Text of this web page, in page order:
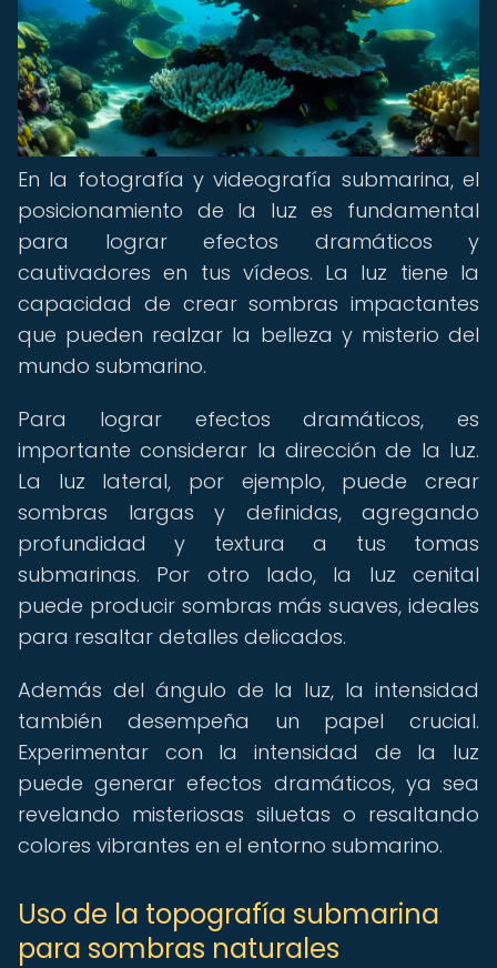
En la fotografía y videografía submarina, el
posicionamiento de la luz es fundamental
para lograr efectos dramáticos y
cautivadores en tus vídeos. La luz tiene la
capacidad de crear sombras impactantes
que pueden realzar la belleza y misterio del
mundo submarino.
Para lograr efectos dramáticos, es
importante considerar la dirección de la luz.
La luz lateral, por ejemplo, puede crear
sombras largas y definidas, agregando
profundidad y textura a tus tomas
submarinas. Por otro lado, la luz cenital
puede producir sombras más suaves, ideales
para resaltar detalles delicados.
Además del ángulo de la luz, la intensidad
también desempeña un papel crucial.
Experimentar con la intensidad de la luz
puede generar efectos dramáticos, ya sea
revelando misteriosas siluetas o resaltando
colores vibrantes en el entorno submarino.
Uso de la topografía submarina
para sombras naturales